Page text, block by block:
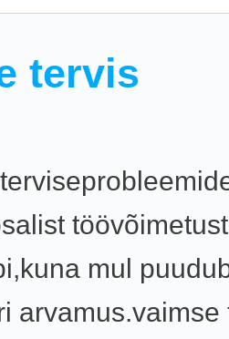
tervis
mul
arvamus.vaimse